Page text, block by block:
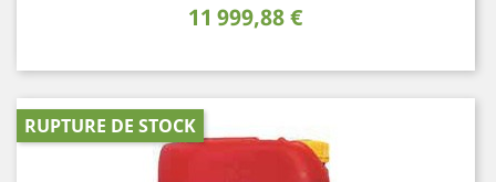
Prix
11 999,88 €
RUPTURE DE STOCK